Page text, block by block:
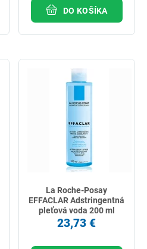
DO KOŠÍKA
La Roche-Posay
EFFACLAR Adstringentná
pleťová voda 200 ml
23,73 €